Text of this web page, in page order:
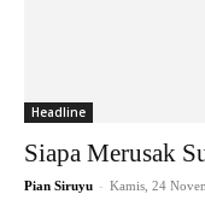
Headline
Siapa Merusak
Pian Siruyu - Kamis, 24